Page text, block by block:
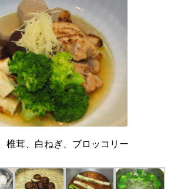
椎茸、白ねぎ、ブロッコリー